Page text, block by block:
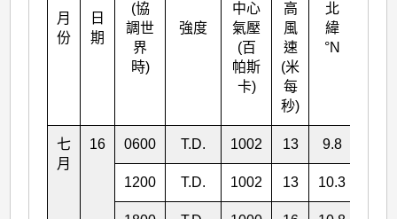
月
份
日
期
(協
調世
界
時)
強度
中心
氣壓
(百
帕斯
卡)
高
風
速
(米
每
秒)
北
緯
°N
七
月
16 0600 T.D. 1002 13 9.8
1200 T.D. 1002 13 10.3